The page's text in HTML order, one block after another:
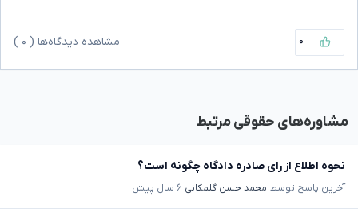
۰ مشاهده دیدگاه‌ها ( ۰
مشاوره‌های حقوقی مرتبط
نحوه اطلاع از رای صادره دادگاه چگونه است؟
آخرین پاسخ توسط محمد حسن گلمکانی ۶ سال پیش